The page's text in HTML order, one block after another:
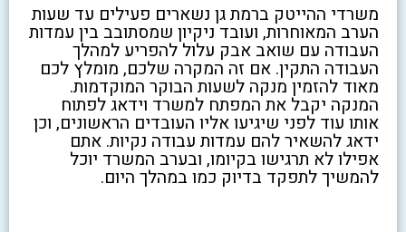
משרדי ההייטק ברמת גן נשארים פעילים עד שעות
הערב המאוחרות, ועובד ניקיון שמסתובב בין עמדות
העבודה עם שואב אבק עלול להפריע למהלך
העבודה התקין. אם זה המקרה שלכם, מומלץ לכם
מאוד להזמין מנקה לשעות הבוקר המוקדמות.
המנקה יקבל את המפתח למשרד וידאג לפתוח
אותו עוד לפני שיגיעו אליו העובדים הראשונים, וכן
ידאג להשאיר להם עמדות עבודה נקיות. אתם
אפילו לא תרגישו בקיומו, ובערב המשרד יוכל
להמשיך לתפקד בדיוק כמו במהלך היום.